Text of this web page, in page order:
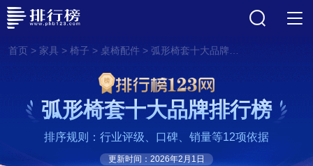
首页> 家具> 椅子 > 桌椅配件 > 弧形椅套十大品牌排行榜
弧形椅套十大品牌排行榜
排序规则：行业评级、口碑、销量等12项依据
更新时间：2026年2月1日